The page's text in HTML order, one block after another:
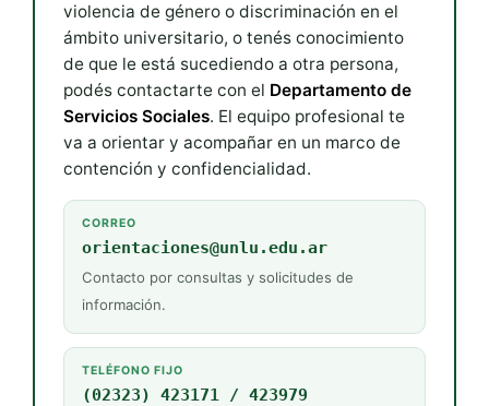
violencia de género o discriminación en el
ámbito universitario, o tenés conocimiento
de que le está sucediendo a otra persona,
podés contactarte con el Departamento de
Servicios Sociales. El equipo profesional te
va a orientar y acompañar en un marco de
contención y confidencialidad.
CORREO
orientaciones@unlu.edu.ar
Contacto por consultas y solicitudes de
información.
TELÉFONO FIJO
(02323) 423171 / 423979